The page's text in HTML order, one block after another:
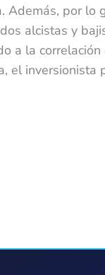
Además, por lo
alcistas y
a la
el inversionista